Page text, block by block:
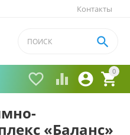
Контакты
0


 

«Баланс»